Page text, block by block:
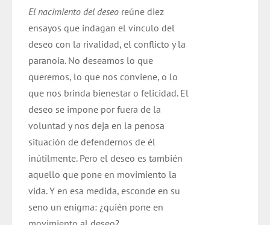
El nacimiento del deseo reúne diez
ensayos que indagan el vínculo del
deseo con la rivalidad, el conflicto y la
paranoia. No deseamos lo que
queremos, lo que nos conviene, o lo
que nos brinda bienestar o felicidad. El
deseo se impone por fuera de la
voluntad y nos deja en la penosa
situación de defendernos de él
inútilmente. Pero el deseo es también
aquello que pone en movimiento la
vida. Y en esa medida, esconde en su
seno un enigma: ¿quién pone en